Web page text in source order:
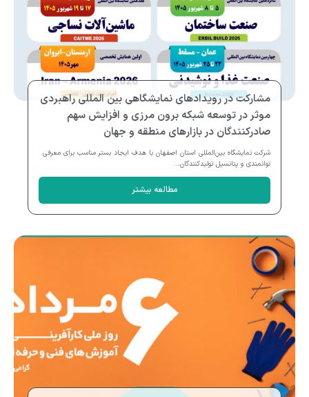
مشارکت در رویدادهای نمایشگاهی بین المللی راهبردی
موثر در توسعه شبکه برون مرزی و افزایش سهم
صادرکنندگان در بازارهای منطقه و جهان
شرکت نمایشگاه بین‌المللی استان اصفهان با هدف ایجاد بستر مناسب برای معرفی
توانمندی و پتانسیل تولیدکنندگان...
مطالعه بیشتر